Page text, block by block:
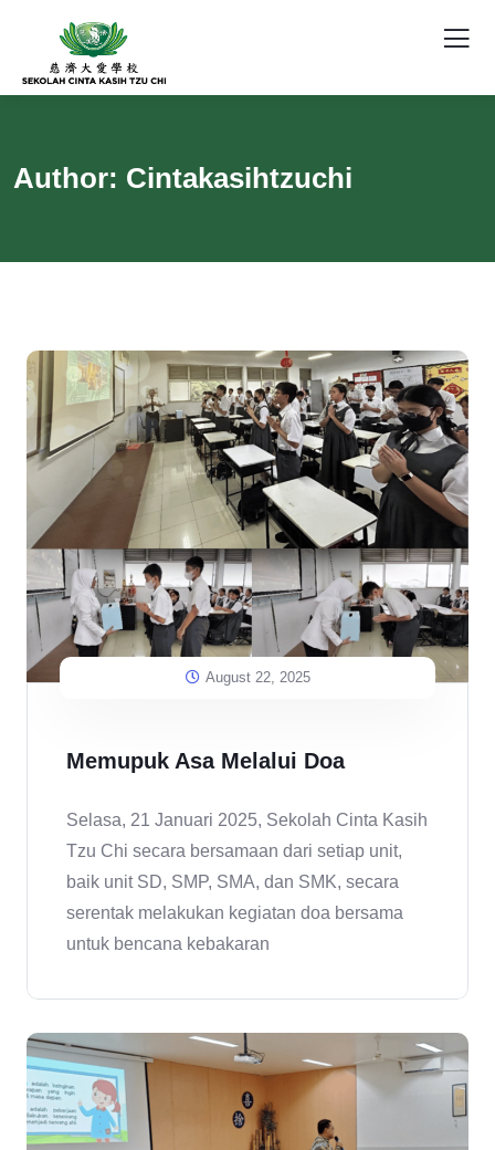
Author: Cintakasihtzuchi
August 22, 2025
Memupuk Asa Melalui Doa
Selasa, 21 Januari 2025, Sekolah Cinta Kasih
Tzu Chi secara bersamaan dari setiap unit,
baik unit SD, SMP, SMA, dan SMK, secara
serentak melakukan kegiatan doa bersama
untuk bencana kebakaran